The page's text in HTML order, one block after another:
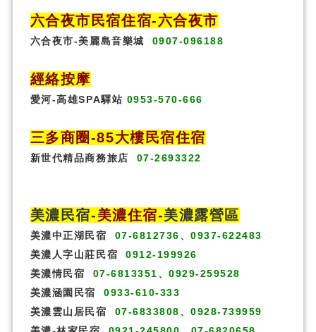
六合夜市民宿住宿-六合夜市
六合夜市-美麗島音樂城 0907-096188
經絡按摩
愛河-高雄SPA驛站 0953-570-666
三多商圈 -85大樓民宿住宿
新世代精品商務旅店 07-2693322
美濃民宿-美濃住宿-美濃露營區
美濃中正湖民宿
07-6812736、0937-622483
美濃人字山莊民宿
0912-199926
美濃情民宿
07-6813351、0929-259528
美濃涵園民宿
0933-610-333
美濃雲山居民宿
07-6833808、0928-739959